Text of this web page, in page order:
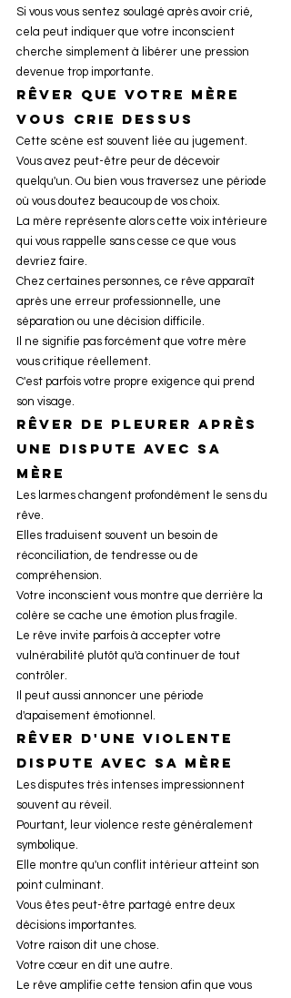
Si vous vous sentez soulagé après avoir crié,
cela peut indiquer que votre inconscient
cherche simplement à libérer une pression
devenue trop importante.
Rêver que votre mère
vous crie dessus
Cette scène est souvent liée au jugement.
Vous avez peut-être peur de décevoir
quelqu'un. Ou bien vous traversez une période
où vous doutez beaucoup de vos choix.
La mère représente alors cette voix intérieure
qui vous rappelle sans cesse ce que vous
devriez faire.
Chez certaines personnes, ce rêve apparaît
après une erreur professionnelle, une
séparation ou une décision difficile.
Il ne signifie pas forcément que votre mère
vous critique réellement.
C'est parfois votre propre exigence qui prend
son visage.
Rêver de pleurer après
une dispute avec sa
mère
Les larmes changent profondément le sens du
rêve.
Elles traduisent souvent un besoin de
réconciliation, de tendresse ou de
compréhension.
Votre inconscient vous montre que derrière la
colère se cache une émotion plus fragile.
Le rêve invite parfois à accepter votre
vulnérabilité plutôt qu'à continuer de tout
contrôler.
Il peut aussi annoncer une période
d'apaisement émotionnel.
Rêver d'une violente
dispute avec sa mère
Les disputes très intenses impressionnent
souvent au réveil.
Pourtant, leur violence reste généralement
symbolique.
Elle montre qu'un conflit intérieur atteint son
point culminant.
Vous êtes peut-être partagé entre deux
décisions importantes.
Votre raison dit une chose.
Votre cœur en dit une autre.
Le rêve amplifie cette tension afin que vous